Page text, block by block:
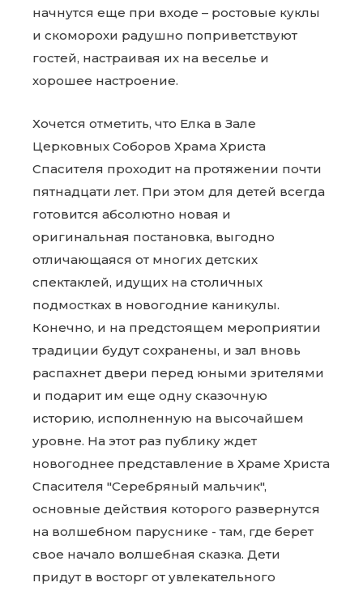
начнутся еще при входе – ростовые куклы
и скоморохи радушно поприветствуют
гостей, настраивая их на веселье и
хорошее настроение.
Хочется отметить, что Елка в Зале
Церковных Соборов Храма Христа
Спасителя проходит на протяжении почти
пятнадцати лет. При этом для детей всегда
готовится абсолютно новая и
оригинальная постановка, выгодно
отличающаяся от многих детских
спектаклей, идущих на столичных
подмостках в новогодние каникулы.
Конечно, и на предстоящем мероприятии
традиции будут сохранены, и зал вновь
распахнет двери перед юными зрителями
и подарит им еще одну сказочную
историю, исполненную на высочайшем
уровне. На этот раз публику ждет
новогоднее представление в Храме Христа
Спасителя "Серебряный мальчик",
основные действия которого развернутся
на волшебном паруснике - там, где берет
свое начало волшебная сказка. Дети
придут в восторг от увлекательного